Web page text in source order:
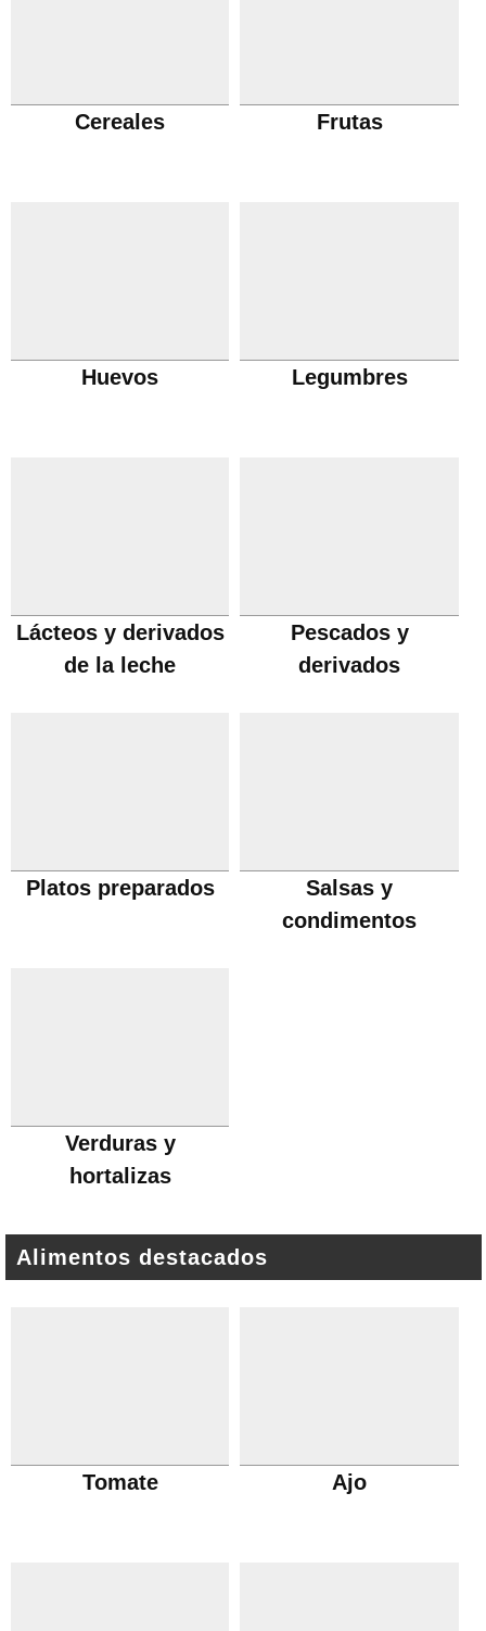
Cereales Frutas
Huevos Legumbres
Lácteos y derivados
de la leche
Pescados y
derivados
Platos preparados
Salsas y
condimentos
Verduras y
hortalizas
Alimentos destacados
Tomate Ajo